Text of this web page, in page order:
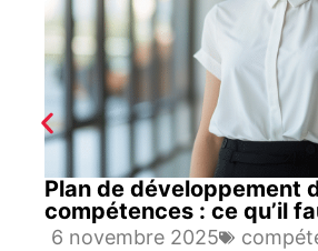
Plan de développement
compétences : ce qu’il
6 novembre 2025